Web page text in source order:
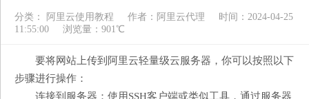
分类： 阿里云使用教程 作者： 阿里云代理
时间：2024-04-25
11:55:00
浏览量：901℃
要将网站上传到阿里云轻量级云服务器，你可以按照以下
步骤进行操作：
连接到服务器：使用SSH客户端或类似工具，通过服务器